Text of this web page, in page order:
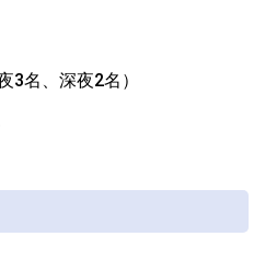
3名、深夜2名）